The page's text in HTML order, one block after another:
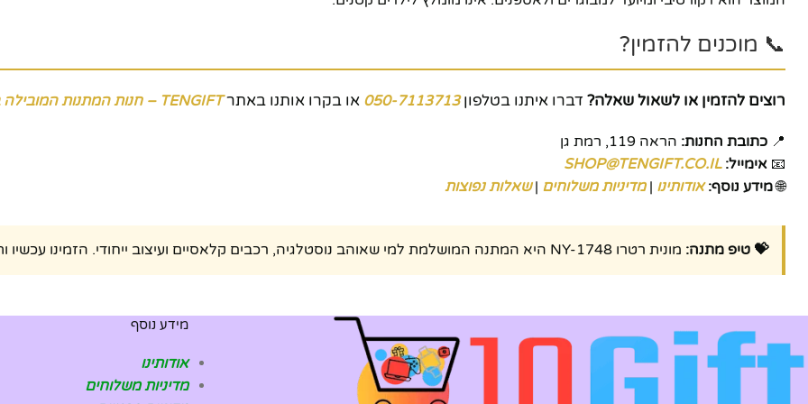
📞 מוכנים להזמין?
רוצים להזמין או לשאול שאלה? דברו איתנו בטלפון050-7113713 או בקרו אותנו באתרTENGIFT – חנות המתנות המובילה בישראל
📍 כתובת החנות: הראה 119, רמת גן
📧 אימייל: SHOP@TENGIFT.CO.IL
🌐מידע נוסף: אודותינו |מדיניות משלוחים |שאלות נפוצות
💝 טיפ מתנה: מונית רטרו NY-1748 היא המתנה המושלמת למי שאוהב נוסטלגיה, רכבים קלאסיים ועיצוב ייחודי. הזמינו עכשיו ותהנו ממשלוח מהיר ושירות אדיב!
מידע נוסף
אודותינו
מדיניות משלוחים